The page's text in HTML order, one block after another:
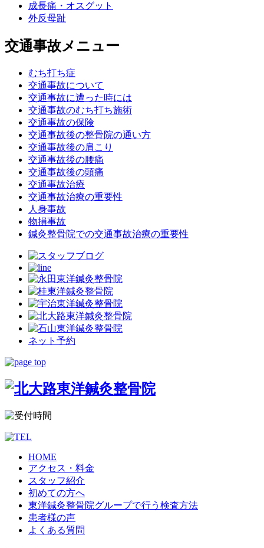
成長痛・オスグット
外反母趾
交通事故メニュー
むち打ち症
交通事故について
交通事故に遭った時には
交通事故のむち打ち施術
交通事故の保険
交通事故後の整骨院の通い方
交通事故後の肩こり
交通事故後の腰痛
交通事故後の頭痛
交通事故治療
交通事故治療の重要性
人身事故
物損事故
鍼灸整骨院での交通事故治療の重要性
ネット予約
HOME
アクセス・料金
スタッフ紹介
初めての方へ
東洋鍼灸整骨院グループで行う検査方法
患者様の声
よくある質問